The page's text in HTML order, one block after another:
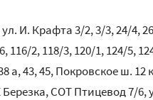
И. Крафта 3/2, 3/3, 24/4,
116/2, 118/3, 120/1, 124/5,
а, 43, 45, Покровское ш.
СОТ Птицевод 7/6,